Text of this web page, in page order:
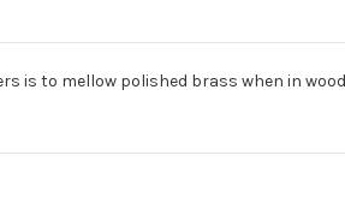
is to mellow polished brass when in